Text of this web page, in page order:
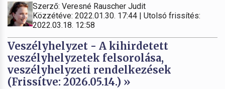
Szerző: Veresné Rauscher Judit
Közzétéve: 2022.01.30. 17:44 | Utolsó frissítés:
2022.03.18. 12:58
Veszélyhelyzet - A kihirdetett
veszélyhelyzetek felsorolása,
veszélyhelyzeti rendelkezések
(Frissítve: 2026.05.14.) »